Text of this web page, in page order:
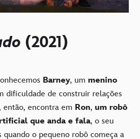
(2021)
Barney, um menino
dificuldade de construir relações
então, encontra em Ron, um robô
que anda e fala, o seu
quando o pequeno robô começa a